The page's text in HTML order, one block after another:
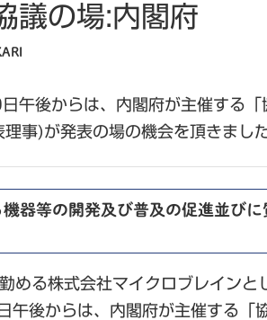
議の場:内閣府
午後からは、内閣府が主催する
事)が発表の場の機会を頂きました
器等の開発及び普及の促進並びに
める株式会社マイクロブレインと
後からは、内閣府が主催する「